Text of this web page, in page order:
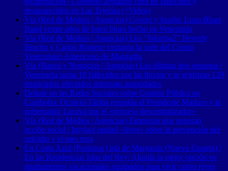
desaparecidos en Las Tejerías (+Video)
Vía (Red de Medios | Agencias) Covers y fusión: Luna Blues
Band veinte años de buen blues hecho en Venezuela
Vía (Red de Medios | Agencias) Los “Informa2” Beverly
Bracho y Carlos Romero visitaron la sede del Centro
Venezolano Americano de Margarita
Vía (Banca y Negocios | Agencias) Las últimas dos semanas |
Venezuela suma 18 fallecidos por las lluvias y se registran 120
municipios afectados informan autoridades
Debate en las Redes Sociales sobre Gestión Pública en
Carabobo: Octavio Táriba respalda al Presidente Maduro y al
gobernador Lacava por el «proceso descentralizador»
Vía (Red de Medios | Agencias) Empresas que generan
acción social | Intylact realizó «lives» sobre la prevención del
suicidio y el mes rosa
En Costa Azul (Porlamar) isla de Margarita (Nueva Esparta) |
En las Residencias Islas del Rey: Alquila la mejor opción en
apartamentos vacacionales equipados para vivir como reyes